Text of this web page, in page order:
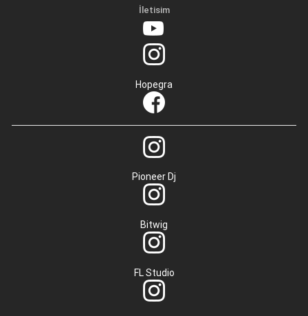
İletisim
Hopegra
Pioneer Dj
Bitwig
FL Studio